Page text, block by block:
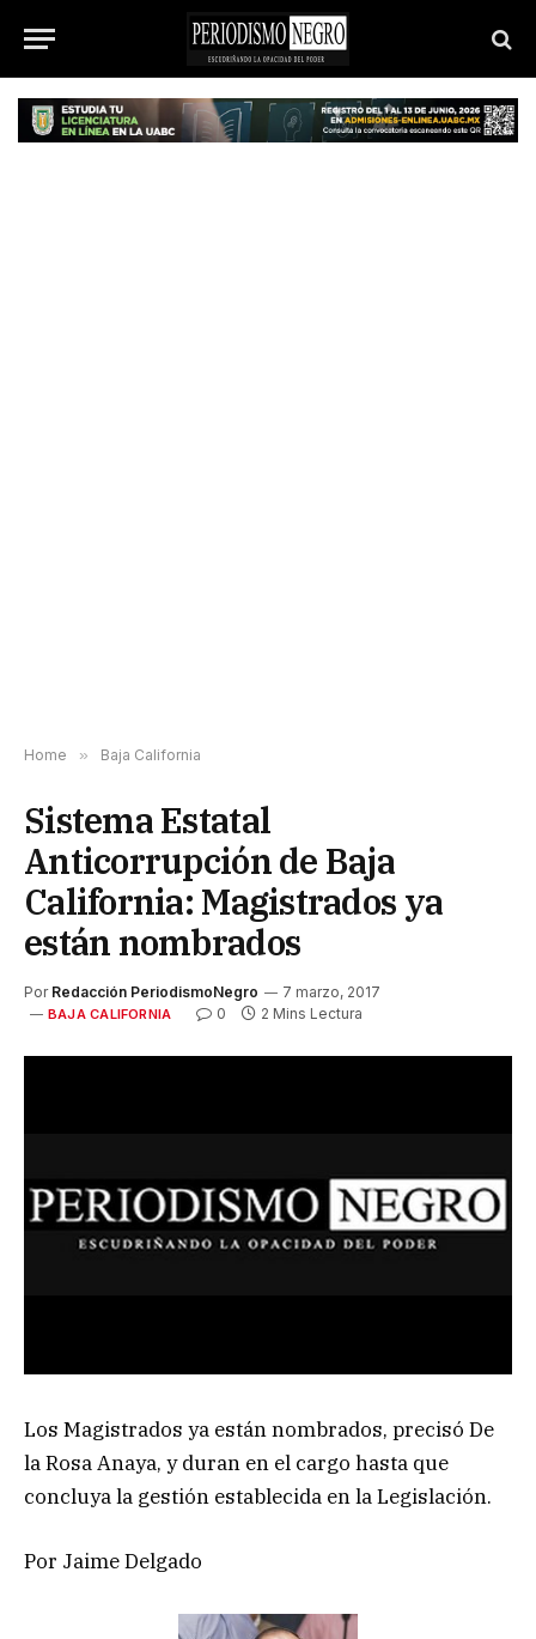
Home » Baja California
Sistema Estatal
Anticorrupción de Baja
California: Magistrados ya
están nombrados
Por Redacción PeriodismoNegro 7 marzo, 2017
BAJA CALIFORNIA 0 2 Mins Lectura
Los Magistrados ya están nombrados, precisó De
la Rosa Anaya, y duran en el cargo hasta que
concluya la gestión establecida en la Legislación.
Por Jaime Delgado